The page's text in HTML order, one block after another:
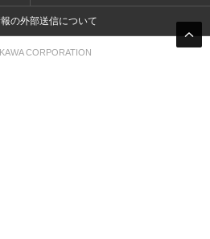
の外部送信について
CORPORATION